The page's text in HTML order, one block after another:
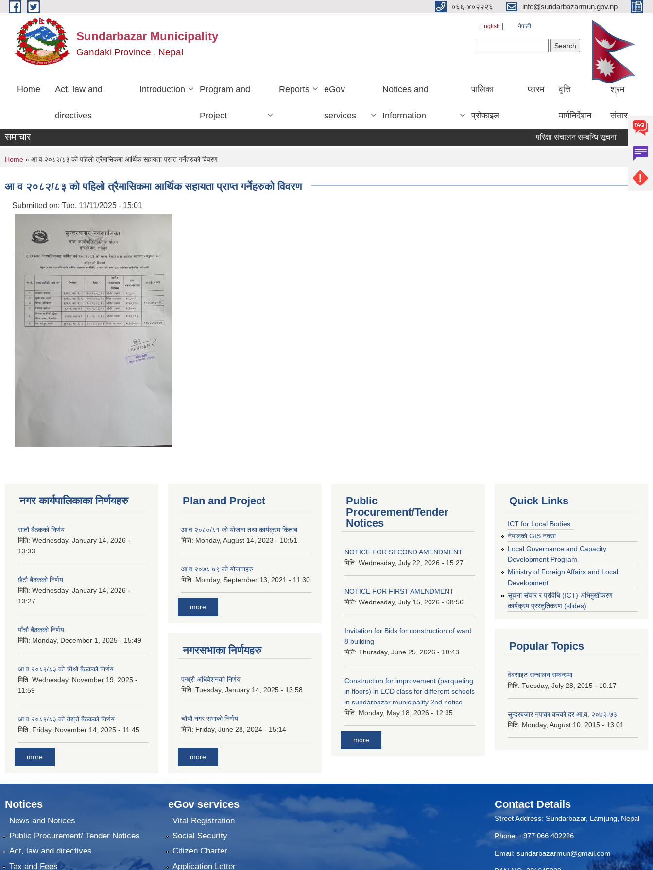
Skip to main content ०६६-४०२२२६ info@sundarbazarmun.gov.np
Sundarbazar Municipality
Gandaki Province , Nepal
English नेपाली
Home Act, law and
directives
Introduction Program and
Project
Reports eGov
services
Notices and
Information
पालिका
प्रोफाइल
फारम वृत्ति
मार्गनिर्देशन
श्रम
संसार
समाचार परिक्षा संचालन सम्बन्धि सूचना सुची दर्ता
You are here
Home » आ व २०८२/८३ को पहिलो त्रैमासिकमा आर्थिक सहायता प्राप्त गर्नेहरुको विवरण
आ व २०८२/८३ को पहिलो त्रैमासिकमा आर्थिक सहायता प्राप्त गर्नेहरुको विवरण
Submitted on: Tue, 11/11/2025 - 15:01
नगर कार्यपालिकाका निर्णयहरु
सातौ बैठकको निर्णय
मिति: Wednesday, January 14, 2026 -
13:33
छैटौ बैठकको निर्णय
मिति: Wednesday, January 14, 2026 -
13:27
पाँचौ बैठकको निर्णय
मिति: Monday, December 1, 2025 - 15:49
आ व २०८२/८३ को चौथो बैठकको निर्णय
मिति: Wednesday, November 19, 2025 -
11:59
आ व २०८२/८३ को तेश्रो बैठकको निर्णय
मिति: Friday, November 14, 2025 - 11:45
more
Plan and Project
आ.व २०८०/८१ को योजना तथा कार्यक्रम किताब
मिति: Monday, August 14, 2023 - 10:51
आ.व.२०७८ ७९ को योजनाहरु
मिति: Monday, September 13, 2021 - 11:30
more
नगरसभाका निर्णयहरु
पन्ध्रौ अधिवेशनको निर्णय
मिति: Tuesday, January 14, 2025 - 13:58
चौधौ नगर सभाको निर्णय
मिति: Friday, June 28, 2024 - 15:14
more
Public
Procurement/Tender
Notices
NOTICE FOR SECOND AMENDMENT
मिति: Wednesday, July 22, 2026 - 15:27
NOTICE FOR FIRST AMENDMENT
मिति: Wednesday, July 15, 2026 - 08:56
Invitation for Bids for construction of ward
8 building
मिति: Thursday, June 25, 2026 - 10:43
Construction for improvement (parqueting
in floors) in ECD class for different schools
in sundarbazar municipality 2nd notice
मिति: Monday, May 18, 2026 - 12:35
more
Quick Links
ICT for Local Bodies
नेपालको GIS नक्सा
Local Governance and Capacity
Development Program
Ministry of Foreign Affairs and Local
Development
सूचना संचार र प्रविधि (ICT) अभिमुखीकरण
कार्यक्रम प्रस्तुतिकरण (slides)
Popular Topics
वेबसाइट सन्चालन सम्बन्धमा
मिति: Tuesday, July 28, 2015 - 10:17
सुन्दरबजार नपाका करको दर आ.ब. २०७२-७३
मिति: Monday, August 10, 2015 - 13:01
Notices
News and Notices
Public Procurement/ Tender Notices
Act, law and directives
Tax and Fees
eGov services
Vital Registration
Social Security
Citizen Charter
Application Letter
Contact Details
Street Address: Sundarbazar, Lamjung, Nepal
Phone: +977 066 402226
Email: sundarbazarmun@gmail.com